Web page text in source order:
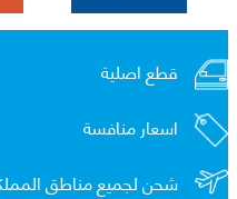
قطع اصلية
اسعار منافسة
شحن لجميع مناطق